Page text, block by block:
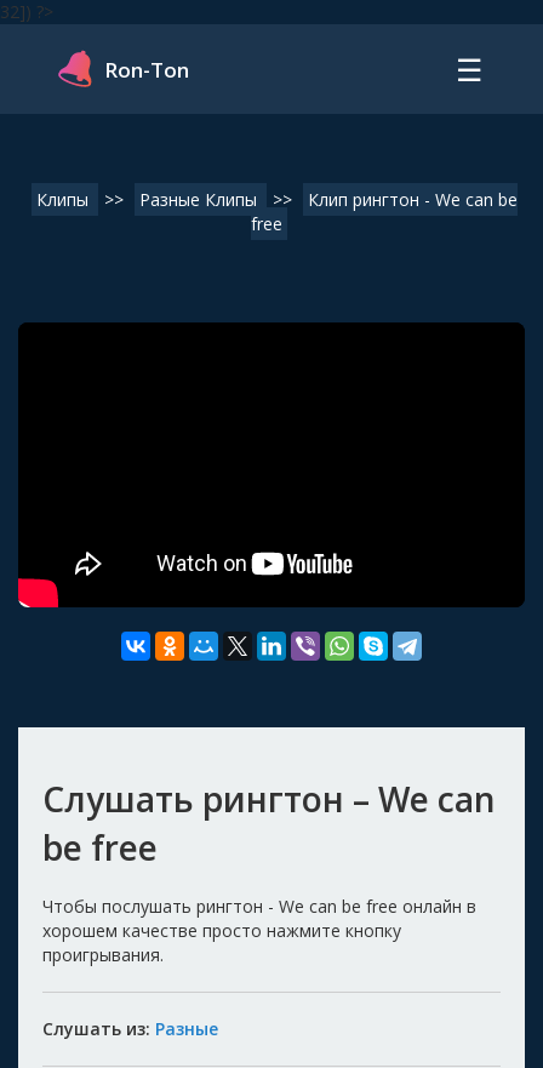
32]) ?>
Ron-Ton ☰
Клипы >> Разные Клипы >>
Клип рингтон - We can be
free
Слушать рингтон – We can
be free
Чтобы послушать рингтон - We can be free онлайн в
хорошем качестве просто нажмите кнопку
проигрывания.
Слушать из: Разные